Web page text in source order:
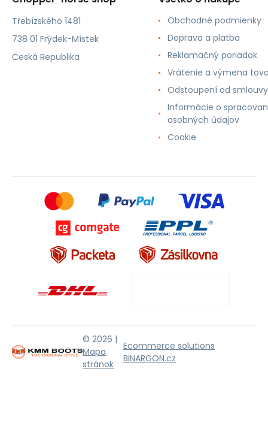
Třebízského 1481
738 01 Frýdek-Místek
Česká Republika
Obchodné podmienky
Doprava a platba
Reklamačný poriadok
Vrátenie a výmena
Odstoupení od smlouvy
Informácie o
osobných údajov
Cookie
© 2026 |
Mapa
stránok
Ecommerce solutions
BINARGON.cz